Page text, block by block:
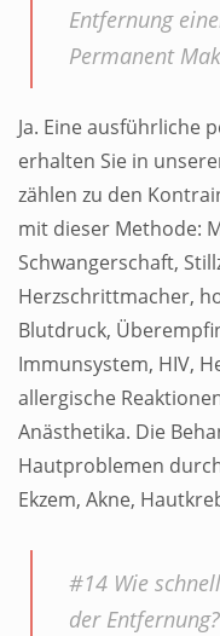
Entfernung
Permanent
Ja. Eine ausführliche
erhalten Sie in
zählen zu den
mit dieser Methode:
Schwangerschaft,
Herzschrittmacher,
Blutdruck,
Immunsystem, HIV,
allergische
Anästhetika. Die
Hautproblemen
Ekzem, Akne,
#14 Wie
der Entfernung?